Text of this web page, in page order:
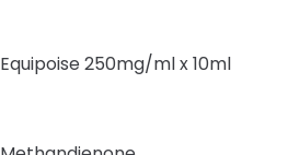
Equipoise 250mg/ml x 10ml